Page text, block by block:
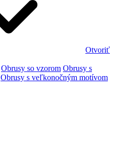
Otvoriť
Obrusy so vzorom Obrusy s
Obrusy s veľkonočným motívom